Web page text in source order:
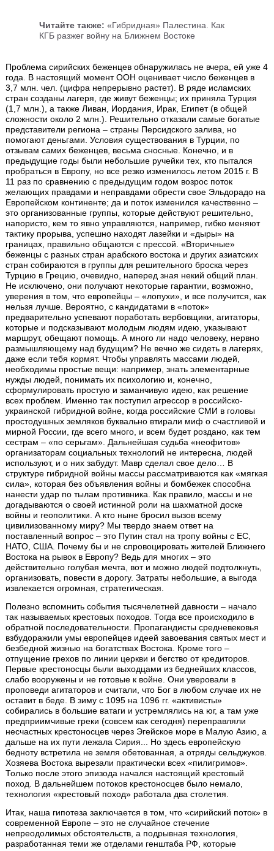
Читайте также: «Гибридная» Палестина. Как
КГБ разжег войну на Ближнем Востоке
Проблема сирийских беженцев обнаружилась не вчера, ей уже 4
года. В настоящий момент ООН оценивает число беженцев в
3,7 млн. чел. (цифра непрерывно растет). В ряде исламских
стран созданы лагеря, где живут беженцы; их приняла Турция
(1,7 млн.), а также Ливан, Иордания, Ирак, Египет (в общей
сложности около 2 млн.). Решительно отказали самые богатые
представители региона – страны Персидского залива, но
помогают деньгами. Условия существования в Турции, по
отзывам самих беженцев, весьма сносные. Конечно, и в
предыдущие годы были небольшие ручейки тех, кто пытался
пробраться в Европу, но все резко изменилось летом 2015 г. В
11 раз по сравнению с предыдущим годом возрос поток
желающих правдами и неправдами обрести свое Эльдорадо на
Европейском континенте; да и поток изменился качественно –
это организованные группы, которые действуют решительно,
напористо, кем то явно управляются, например, гибко меняют
тактику прорыва, успешно находят лазейки и «дыры» на
границах, правильно общаются с прессой. «Вторичные»
беженцы с разных стран арабского востока и других азиатских
стран собираются в группы для решительного броска через
Турцию в Грецию, очевидно, наперед зная некий общий план.
Не исключено, они получают некоторые гарантии, возможно,
уверения в том, что европейцы – «лопухи», и все получится, как
нельзя лучше. Вероятно, с кандидатами в «поток»
предварительно успевают поработать вербовщики, агитаторы,
которые и подсказывают молодым людям идею, указывают
маршрут, обещают помощь. А много ли надо человеку, нервно
размышляющему над будущим? Не вечно же сидеть в лагерях,
даже если тебя кормят. Чтобы управлять массами людей,
необходимы простые вещи: например, знать элементарные
нужды людей, понимать их психологию и, конечно,
сформулировать простую и заманчивую идею, как решение
всех проблем. Именно так поступил агрессор в российско-
украинской гибридной войне, когда российские СМИ в головы
простодушных земляков буквально втирали миф о счастливой и
мирной России, где всего много, и всем будет роздано, как тем
сестрам – «по серьгам». Дальнейшая судьба «неофитов»
организаторам социальных технологий не интересна, людей
используют, и о них забудут. Мавр сделал свое дело… В
структуре гибридной войны массы рассматриваются как «мягкая
сила», которая без объявления войны и бомбежек способна
нанести удар по тылам противника. Как правило, массы и не
догадываются о своей истинной роли на шахматной доске
войны и геополитики. А кто ныне бросил вызов всему
цивилизованному миру? Мы твердо знаем ответ на
поставленный вопрос – это Путин стал на тропу войны с ЕС,
НАТО, США. Почему бы и не спровоцировать жителей Ближнего
Востока на рывок в Европу? Ведь для многих – это
действительно голубая мечта, вот и можно людей подтолкнуть,
организовать, повести в дорогу. Затраты небольшие, а выгода
извлекается огромная, стратегическая.
Полезно вспомнить события тысячелетней давности – начало
так называемых крестовых походов. Тогда все происходило в
обратной последовательности. Пропагандисты средневековья
взбудоражили умы европейцев идеей завоевания святых мест и
безбедной жизнью на богатствах Востока. Кроме того –
отпущение грехов по линии церкви и бегство от кредиторов.
Первые крестоносцы были выходцами из беднейших классов,
слабо вооружены и не готовые к войне. Они уверовали в
проповеди агитаторов и считали, что Бог в любом случае их не
оставит в беде. В зиму с 1095 на 1096 гг. «активисты»
собирались в большие ватаги и устремлялись на юг, а там уже
предприимчивые греки (совсем как сегодня) переправляли
несчастных крестоносцев через Эгейское море в Малую Азию, а
дальше на их пути лежала Сирия... Но здесь европейскую
бедноту встретила не земля обетованная, а отряды сельджуков.
Хозяева Востока вырезали практически всех «пилигримов».
Только после этого эпизода начался настоящий крестовый
поход. В дальнейшем потоков крестоносцев было немало,
технология «крестовый поход» работала два столетия.
Итак, наша гипотеза заключается в том, что «сирийский поток» в
современной Европе – это не случайное стечение
непреодолимых обстоятельств, а подрывная технология,
разработанная теми же отделами генштаба РФ, которые